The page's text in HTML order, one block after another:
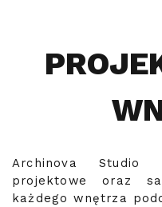
Archinova Studio
projektowe oraz
każdego wnętrza